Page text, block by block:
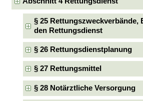
§ 25 Rettungszweckverbände,
den Rettungsdienst
§ 26 Rettungsdienstplanung
§ 27 Rettungsmittel
§ 28 Notärztliche Versorgung